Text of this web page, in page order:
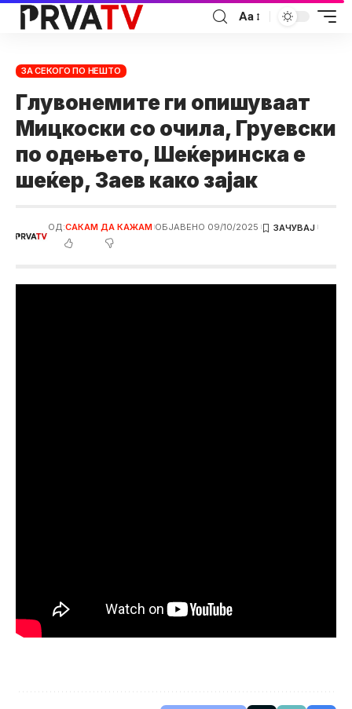
Аа
ЗА СЕКОГО ПО НЕШТО
Глувонемите ги опишуваат
Мицкоски со очила, Груевски
по одењето, Шеќеринска е
шеќер, Заев како зајак
ОД:САКАМ ДА КАЖАМ ОБЈАВЕНО 09/10/2025